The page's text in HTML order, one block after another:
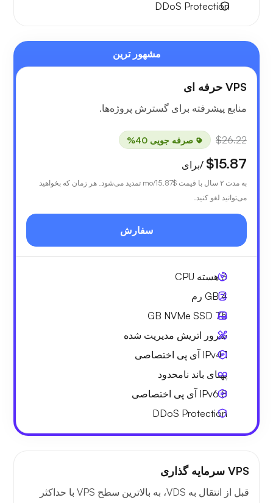
DDoS Protection
مشهور ترین
VPS حرفه ای
منابع پیشرفته برای گسترش پروژه‌ها.
$26.22 صرفه جویی 40%
$15.87 /برای
به مدت ۲ سال با قیمت $15.87
/mo تمدید می‌شود. هر زمان که بخواهید
می‌توانید لغو کنید.
سفارش
3هسته CPU
4 GB
رم
75 GB
NVMe SSD
سرور اتریش مدیریت شده
1 IPv4
آی پی اختصاصی
پهنای باند نامحدود
8 IPv6
آی پی اختصاصی
DDoS Protection
VPS سرمایه گذاری
قبل از انتقال به VDS، به بالاترین سطح VPS با حداکثر